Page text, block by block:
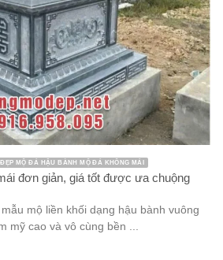
MỘ ĐÁ HẬU BÀNH MỘ ĐÁ KHÔNG MÁI
đơn giản, giá tốt được ưa chuộng
mộ liền khối dạng hậu bành vuông
mỹ cao và vô cùng bền ...